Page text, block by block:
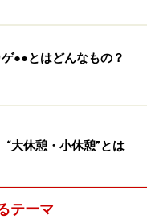
ス』」
～「TAKARAZUKA
MX 13:00～「笑う鉄
「林先生が驚く初耳
●●とはどんなもの？
“大休憩・小休憩”とは
テーマ